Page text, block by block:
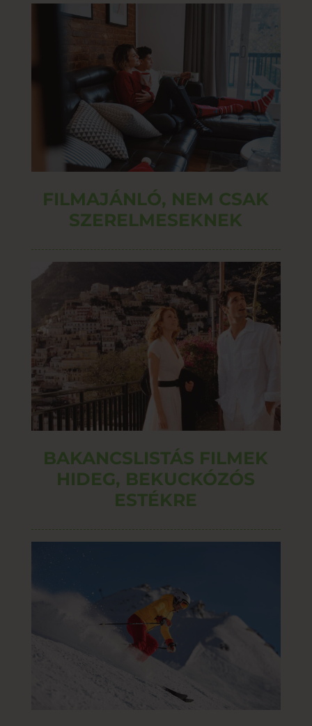
FILMAJÁNLÓ, NEM CSAK
SZERELMESEKNEK
BAKANCSLISTÁS FILMEK
HIDEG, BEKUCKÓZÓS
ESTÉKRE